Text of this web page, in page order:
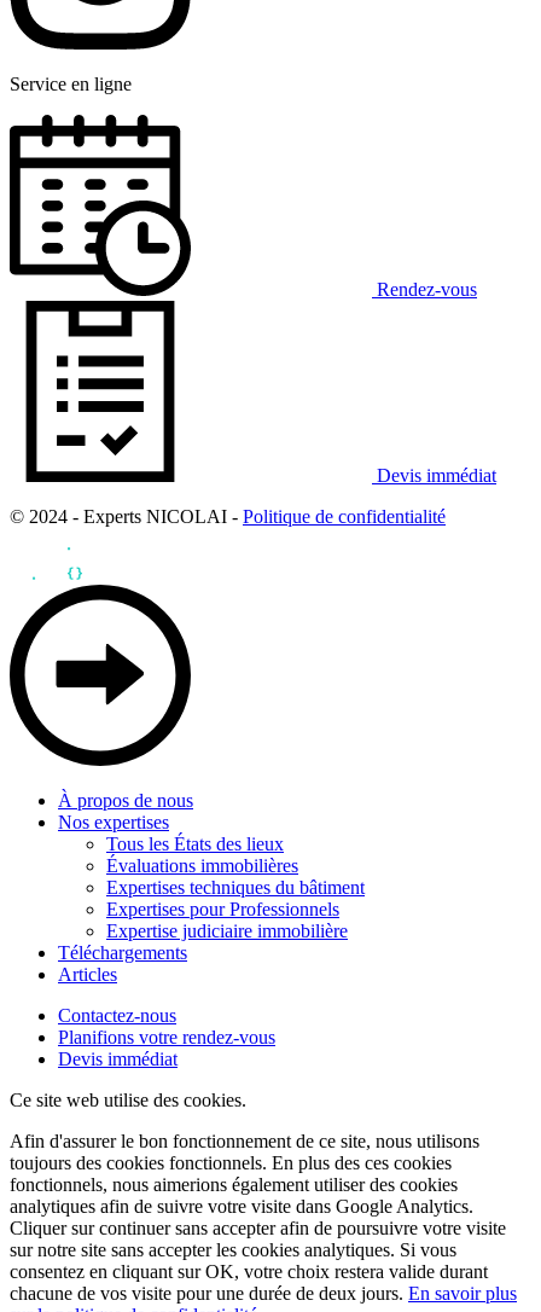
Service en ligne
Rendez-vous
Devis immédiat
© 2024 - Experts NICOLAI - Politique de confidentialité
À propos de nous
Nos expertises
Tous les États des lieux
Évaluations immobilières
Expertises techniques du bâtiment
Expertises pour Professionnels
Expertise judiciaire immobilière
Téléchargements
Articles
Contactez-nous
Planifions votre rendez-vous
Devis immédiat
Ce site web utilise des cookies.
Afin d'assurer le bon fonctionnement de ce site, nous utilisons
toujours des cookies fonctionnels. En plus des ces cookies
fonctionnels, nous aimerions également utiliser des cookies
analytiques afin de suivre votre visite dans Google Analytics.
Cliquer surcontinuer sans accepterafin de poursuivre votre visite
sur notre site sans accepter les cookies analytiques. Si vous
consentez en cliquant sur OK, votre choix restera valide durant
chacune de vos visite pour une durée de deux jours. En savoir plus